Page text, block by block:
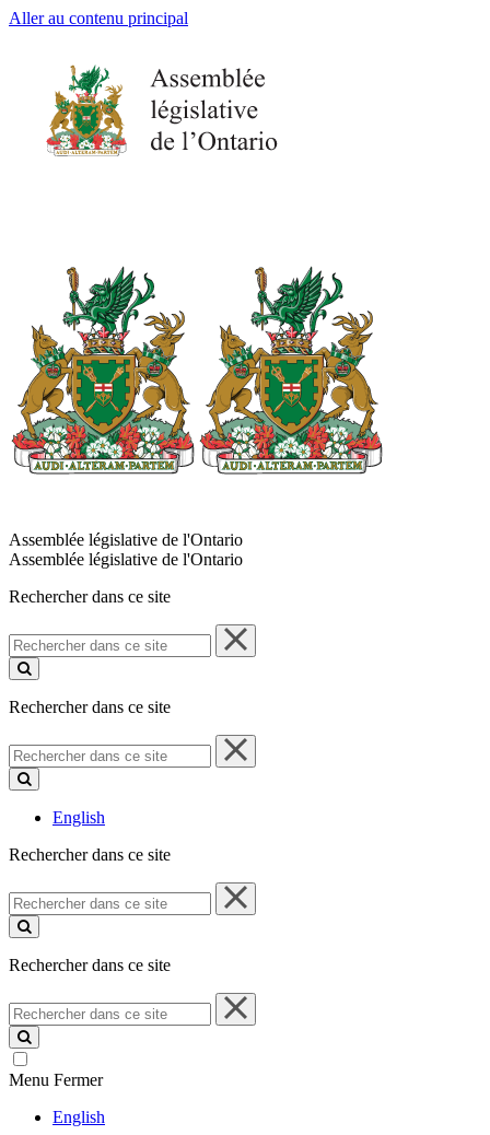
Aller au contenu principal
Assemblée législative de l'Ontario
Assemblée législative de l'Ontario
Rechercher dans ce site
Rechercher
dans
ce
Rechercher dans ce site
Rechercher
dans
ce
English
Rechercher dans ce site
Rechercher
dans
ce
Rechercher dans ce site
Rechercher
dans
ce
site
Menu Fermer
English